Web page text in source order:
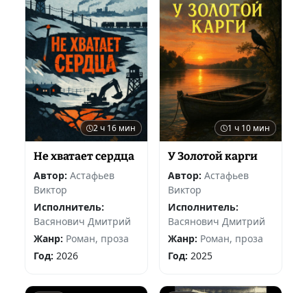
2 ч 16 мин
Не хватает сердца
Автор: Астафьев
Виктор
Исполнитель:
Васянович Дмитрий
Жанр: Роман, проза
Год: 2026
1 ч 10 мин
У Золотой карги
Автор: Астафьев
Виктор
Исполнитель:
Васянович Дмитрий
Жанр: Роман, проза
Год: 2025